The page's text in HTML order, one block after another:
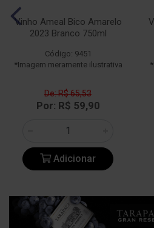
Vinho Ameal Bico Amarelo
2023 Branco 750ml
Código: 9451
*Imagem meramente ilustrativa
De: R$ 65,53
Por: R$ 59,90
Adicionar